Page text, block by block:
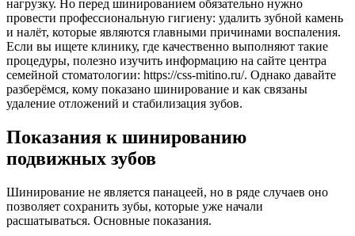
нагрузку. Но перед шинированием обязательно нужно
провести профессиональную гигиену: удалить зубной камень
и налёт, которые являются главными причинами воспаления.
Если вы ищете клинику, где качественно выполняют такие
процедуры, полезно изучить информацию на сайте центра
семейной стоматологии: https://css-mitino.ru/. Однако давайте
разберёмся, кому показано шинирование и как связаны
удаление отложений и стабилизация зубов.
Показания к шинированию
подвижных зубов
Шинирование не является панацеей, но в ряде случаев оно
позволяет сохранить зубы, которые уже начали
расшатываться. Основные показания.